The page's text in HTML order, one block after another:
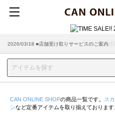
2026/07/29 ■【お知らせ】ヤマト運輸の配送遅
2026/03/18 ■店舗受け取りサービスのご案内
CAN ONLINE SHOPの商品一覧です。 ス
ンなど定番アイテムを取り揃えております